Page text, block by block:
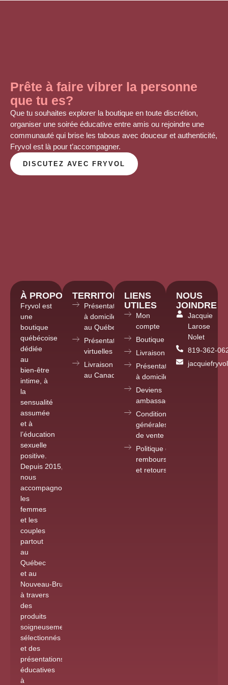
Prête à faire vibrer la personne
que tu es?
Que tu souhaites explorer la boutique en toute discrétion,
organiser une soirée éducative entre amis ou rejoindre une
communauté qui brise les tabous avec douceur et authenticité,
Fryvol est là pour t’accompagner.
DISCUTEZ AVEC FRYVOL
À PROPOS
Fryvol est
une
boutique
québécoise
dédiée
au
bien-être
intime, à
la
sensualité
assumée
et à
l’éducation
sexuelle
positive.
Depuis 2015
nous
accompagnons
les
femmes
et les
couples
partout
au
Québec
et au
Nouveau-Brunswick
à travers
des
produits
soigneusement
sélectionnés
et des
présentations
éducatives
à
TERRITOIRE
Présentations
à domicile
au Québec
Présentations
virtuelles partout
Livraison
au Canada
LIENS
UTILES
Mon
compte
Boutique
Livraison
Présentations
à domicile
Deviens
ambassadrice
Conditions
générales
de vente
Politique de
remboursements
et retours
NOUS
JOINDRE
Jacquie
Larose
Nolet
819-362-